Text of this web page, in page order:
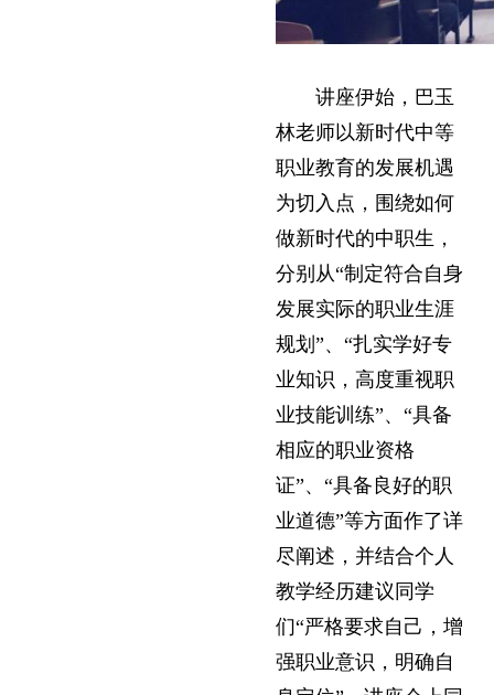
讲座伊始，巴玉
林老师以新时代中等
职业教育的发展机遇
为切入点，围绕如何
做新时代的中职生，
分别从“制定符合自身
发展实际的职业生涯
规划”、“扎实学好专
业知识，高度重视职
业技能训练”、“具备
相应的职业资格
证”、“具备良好的职
业道德”等方面作了详
尽阐述，并结合个人
教学经历建议同学
们“严格要求自己，增
强职业意识，明确自